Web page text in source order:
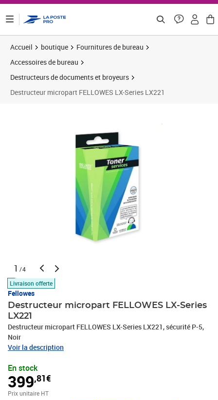
Accueil boutique
Fournitures de bureau
Accessoires de bureau
Destructeurs de documents et broyeurs
Destructeur micropart FELLOWES LX-Series LX221
1 /4
Livraison offerte
Fellowes
Destructeur micropart FELLOWES LX-Series
LX221
Destructeur micropart FELLOWES LX-Series LX221, sécurité P-5,
Noir
Voir la description
En stock
399,81€
Prix unitaire HT